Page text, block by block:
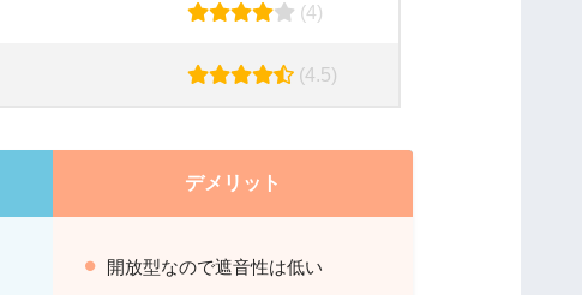
(4)
(4.5)
デメリット
開放型なので遮音性は低い